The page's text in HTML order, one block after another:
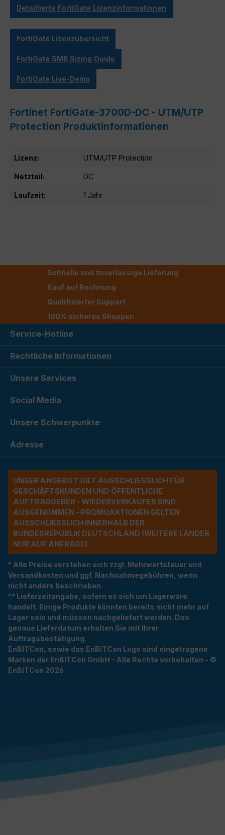
Detaillierte FortiGate Lizenzinformationen
FortiGate Lizenzübersicht
FortiGate SMB Sizing Guide
FortiGate Live-Demo
Fortinet FortiGate-3700D-DC - UTM/UTP
Protection Produktinformationen
Lizenz: UTM/UTP Protection
Netzteil: DC
Laufzeit: 1 Jahr
Schnelle und zuverlässige Lieferung
Kauf auf Rechnung
Qualifizierter Support
100% sicheres Shoppen
Service-Hotline
Rechtliche Informationen
Unsere Services
Social Media
Unsere Schwerpunkte
Adresse
UNSER ANGEBOT GILT AUSSCHLIESSLICH FÜR G
ESCHÄFTSKUNDEN UND ÖFFENTLICHE A
UFTRAGGEBER - WIEDERVERKÄUFER SIND A
USGENOMMEN - PROMOAKTIONEN GELTEN A
USSCHLIESSLICH INNERHALB DER BU
NDESREPUBLIK DEUTSCHLAND (WEITERE LÄNDER NU
R AUF ANFRAGE)
* Alle Preise verstehen sich zzgl. Mehrwertsteuer und
Versandkosten und ggf. Nachnahmegebühren, wenn
nicht anders beschrieben.
** Lieferzeitangabe, sofern es sich um Lagerware
handelt. Einige Produkte könnten bereits nicht mehr auf
Lager sein und müssen nachgeliefert werden. Das
genaue Lieferdatum erhalten Sie mit Ihrer
Auftragsbestätigung.
EnBITCon, sowie das EnBITCon Logo sind eingetragene
Marken der EnBITCon GmbH - Alle Rechte vorbehalten - ©
EnBITCon 2026